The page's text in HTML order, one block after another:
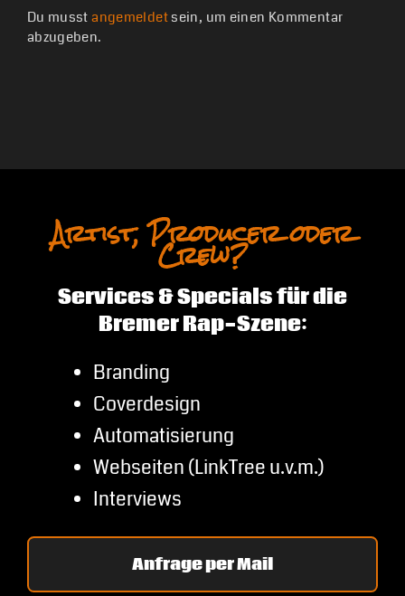
Du musstangemeldetsein, um einen Kommentar
abzugeben.
Artist, Producer oder
Crew?
Services & Specials für die
Bremer Rap-Szene:
Branding
Coverdesign
Automatisierung
Webseiten (LinkTree u.v.m.)
Interviews
Anfrage per Mail